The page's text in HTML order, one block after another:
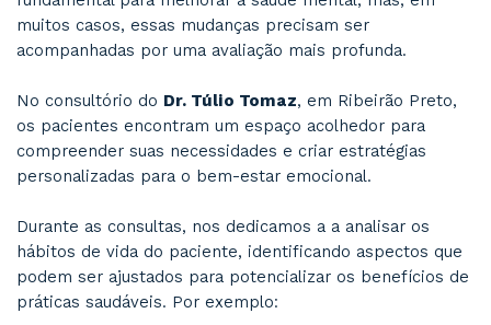
experiente, pode identificar a raiz do
propor soluções eficazes.
tornem incapacitantes para procurar um
Esses10 hábitos saudáveisnão apenas
para a
melhora da saúde mental , mas
promovem uma vida mais equilibrada e plena.
uma abordagem humanizada e científica, o Dr.
Tomaz auxilia seus pacientes a adotar essas